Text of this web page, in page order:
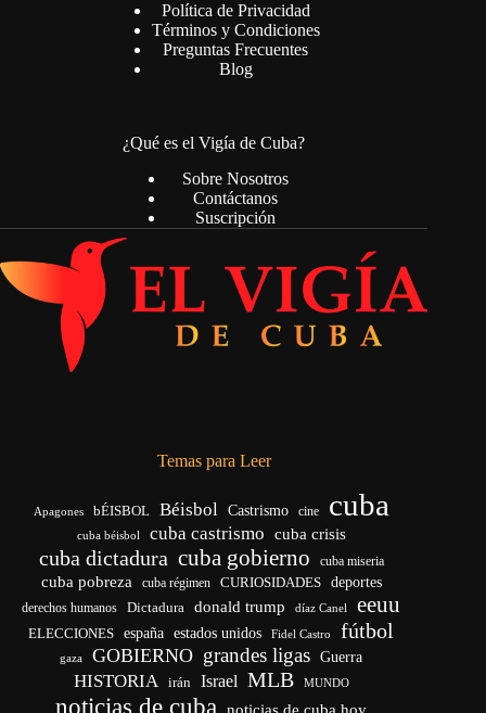
Política de Privacidad
Términos y Condiciones
Preguntas Frecuentes
Blog
¿Qué es el Vigía de Cuba?
Sobre Nosotros
Contáctanos
Suscripción
Temas para Leer
Apagones bÉISBOL Béisbol Castrismo cine cuba
cuba béisbol cuba castrismo cuba crisis
cuba dictadura cuba gobierno cuba miseria
cuba pobreza cuba régimen CURIOSIDADES deportes
derechos humanos Dictadura donald trump díaz Canel eeuu
ELECCIONES españa estados unidos Fidel Castro fútbol
gaza GOBIERNO grandes ligas Guerra
HISTORIA irán Israel MLB MUNDO
noticias de cuba